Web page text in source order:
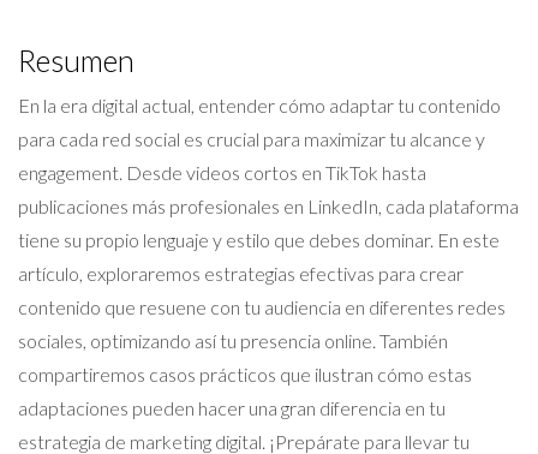
Resumen
En la era digital actual, entender cómo adaptar tu contenido
para cada red social es crucial para maximizar tu alcance y
engagement. Desde videos cortos en TikTok hasta
publicaciones más profesionales en LinkedIn, cada plataforma
tiene su propio lenguaje y estilo que debes dominar. En este
artículo, exploraremos estrategias efectivas para crear
contenido que resuene con tu audiencia en diferentes redes
sociales, optimizando así tu presencia online. También
compartiremos casos prácticos que ilustran cómo estas
adaptaciones pueden hacer una gran diferencia en tu
estrategia de marketing digital. ¡Prepárate para llevar tu